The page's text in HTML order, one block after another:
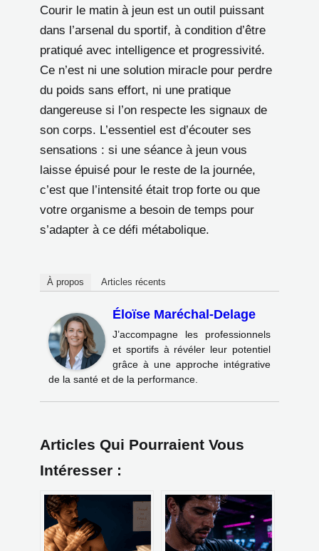
Courir le matin à jeun est un outil puissant
dans l’arsenal du sportif, à condition d’être
pratiqué avec intelligence et progressivité.
Ce n’est ni une solution miracle pour perdre
du poids sans effort, ni une pratique
dangereuse si l’on respecte les signaux de
son corps. L’essentiel est d’écouter ses
sensations : si une séance à jeun vous
laisse épuisé pour le reste de la journée,
c’est que l’intensité était trop forte ou que
votre organisme a besoin de temps pour
s’adapter à ce défi métabolique.
À propos Articles récents
Éloïse Maréchal-Delage
J’accompagne les professionnels
et sportifs à révéler leur potentiel
grâce à une approche intégrative
de la santé et de la performance.
Articles Qui Pourraient Vous
Intéresser :